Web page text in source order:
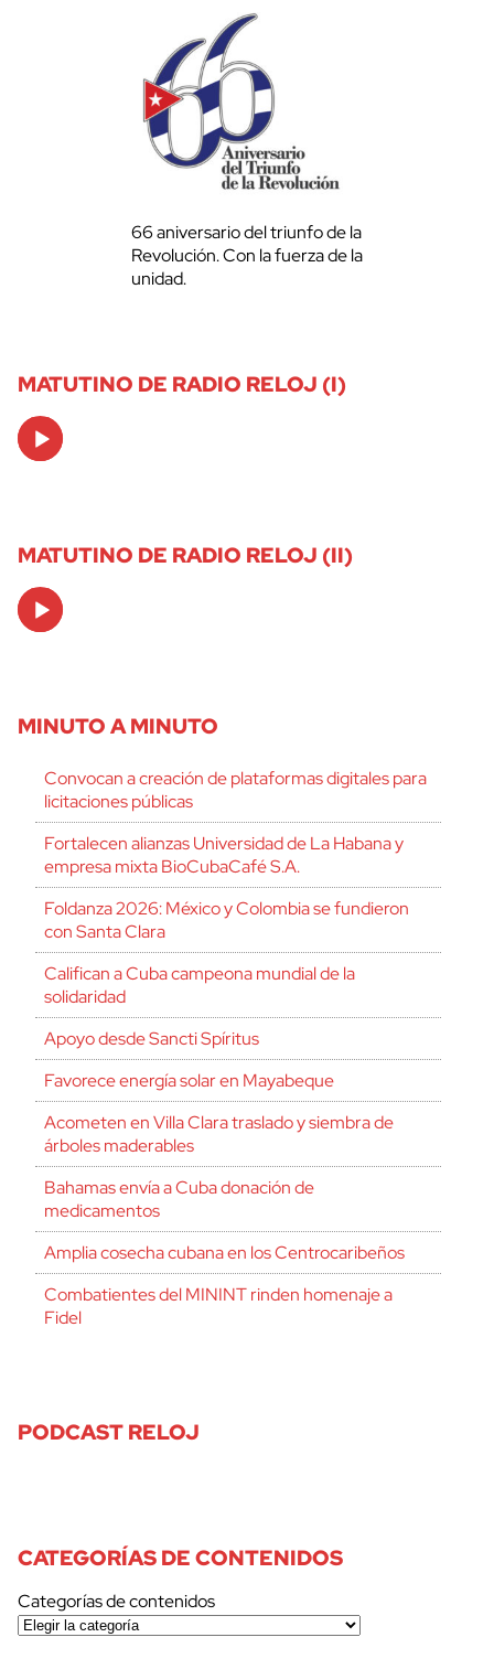
66 aniversario del triunfo de la
Revolución. Con la fuerza de la
unidad.
MATUTINO DE RADIO RELOJ (I)
Audio
Player
MATUTINO DE RADIO RELOJ (II)
Audio
Player
MINUTO A MINUTO
Convocan a creación de plataformas digitales para
licitaciones públicas
Fortalecen alianzas Universidad de La Habana y
empresa mixta BioCubaCafé S.A.
Foldanza 2026: México y Colombia se fundieron
con Santa Clara
Califican a Cuba campeona mundial de la
solidaridad
Apoyo desde Sancti Spíritus
Favorece energía solar en Mayabeque
Acometen en Villa Clara traslado y siembra de
árboles maderables
Bahamas envía a Cuba donación de
medicamentos
Amplia cosecha cubana en los Centrocaribeños
Combatientes del MININT rinden homenaje a
Fidel
PODCAST RELOJ
CATEGORÍAS DE CONTENIDOS
Categorías de contenidos